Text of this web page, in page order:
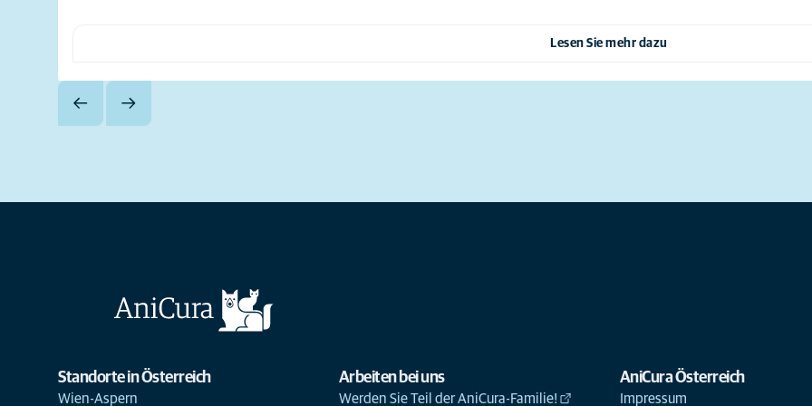
Lesen Sie mehr dazu
Standorte in Österreich
Wien-Aspern
Arbeiten bei uns
Werden Sie Teil der AniCura-Familie!
AniCura Österreich
Impressum